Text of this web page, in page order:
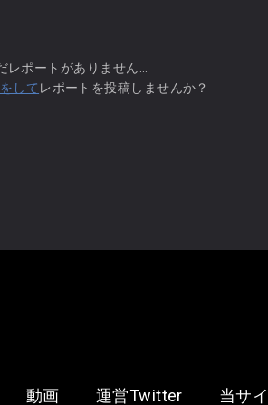
レポートがありません...
して レポートを投稿しませんか？
動画 運営Twitter 当サ